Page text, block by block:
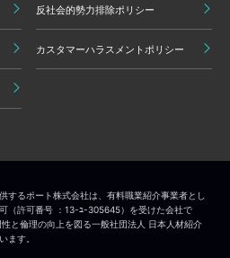
反社会的勢力排除ポリシー
カスタマーハラスメントポリシー